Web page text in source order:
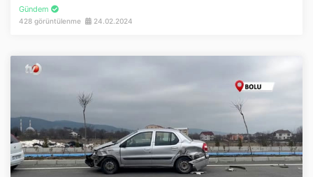
Gündem
428 görüntülenme 24.02.2024